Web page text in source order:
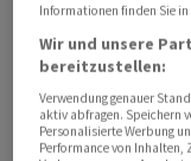
Mit Unterstützung
Deutschlands soll
Produktion und
entstehen. Es
Informationen finden Sie
Wir und unsere
bereitzustellen:
Verwendung genauer
aktiv abfragen. Speichern
Personalisierte Werbung
Performance von